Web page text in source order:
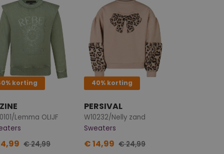
korting
Lemma OLIJF
€ 24,99
40% korting
PERSIVAL
W10232/Nelly zand
Sweaters
€ 14,99 € 24,99